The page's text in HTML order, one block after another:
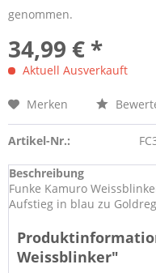
genommen.
34,99 € *
Aktuell Ausverkauft
Merken
Artikel-Nr.:
Beschreibung
Funke Kamuro
Aufstieg in blau zu
Weissblinker"